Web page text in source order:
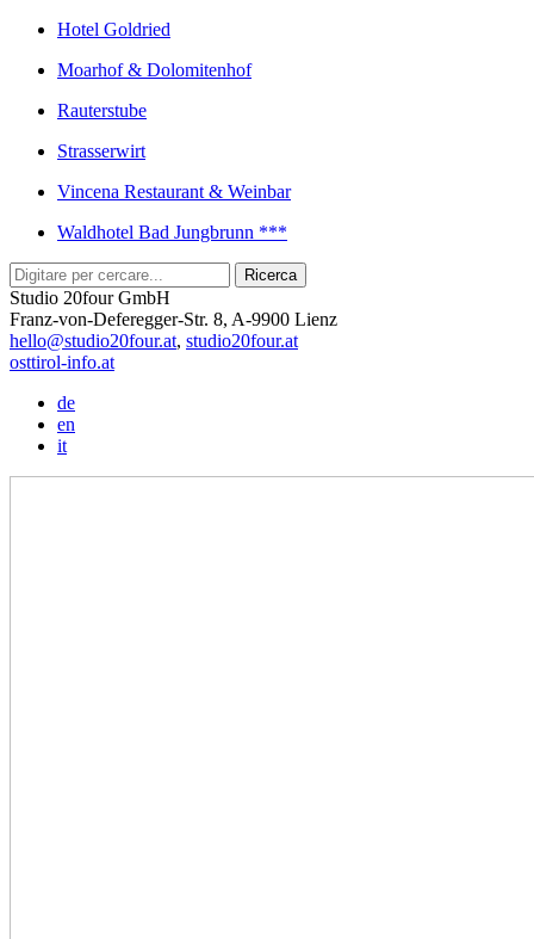
Hotel Goldried
Moarhof & Dolomitenhof
Rauterstube
Strasserwirt
Vincena Restaurant & Weinbar
Waldhotel Bad Jungbrunn ***
Studio 20four GmbH
Franz-von-Deferegger-Str. 8, A-9900 Lienz
hello@studio20four.at, studio20four.at
osttirol-info.at
de
en
it